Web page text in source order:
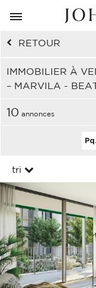
RETOUR
IMMOBILIER À
– MARVILA -
10 annonces
tri